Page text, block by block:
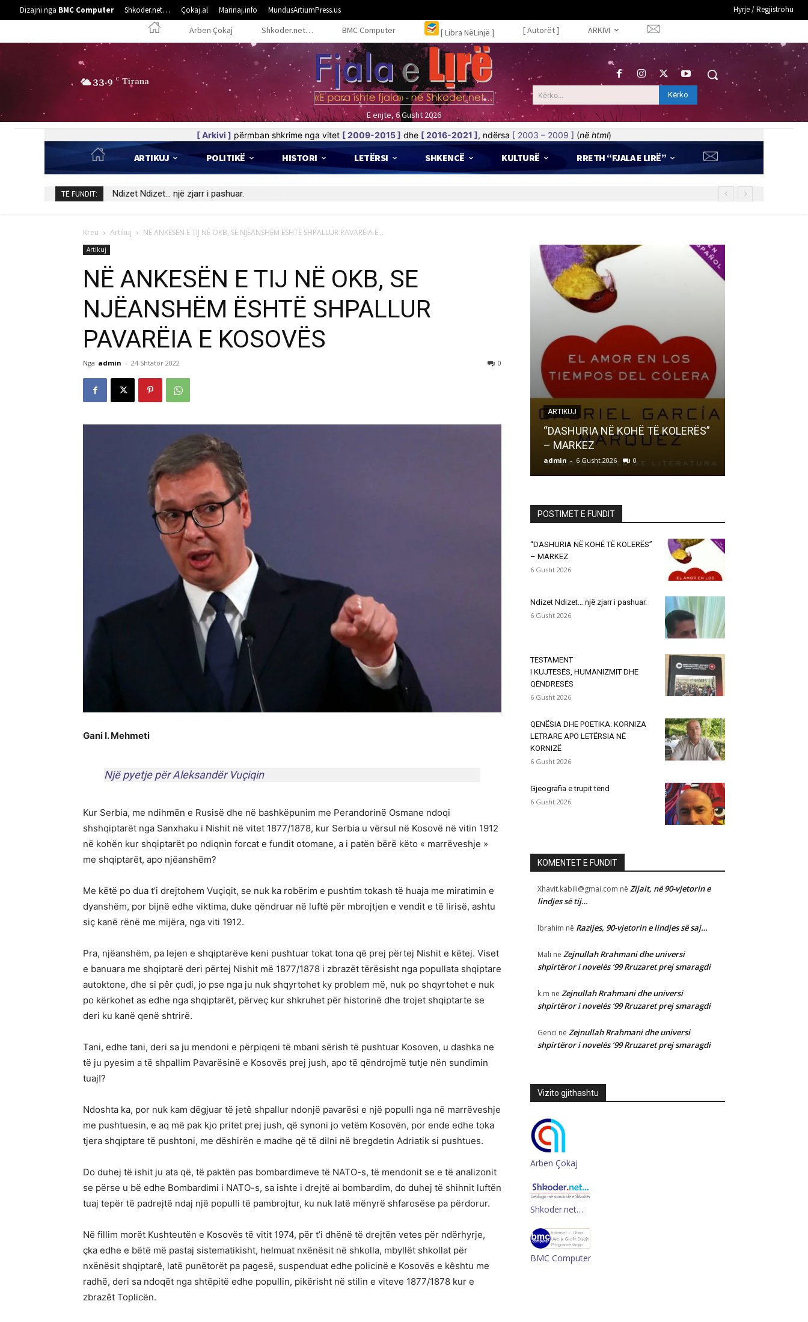
Dizajni nga BMC Computer Shkoder.net… Çokaj.al Marinaj.info MundusArtiumPress.us Hyrje / Regjistrohu
Arben Çokaj Shkoder.net… BMC Computer [ Libra NëLinjë ] [ Autorët ] ARKIVI
33.9 C Tirana
E enjte, 6 Gusht 2026
Kërko... Kërko
[ Arkivi ] përmban shkrime nga vitet [ 2009-2015 ] dhe [ 2016-2021 ], ndërsa [ 2003 – 2009 ] (në html)
ARTIKUJ POLITIKË HISTORI LETËRSI SHKENCË KULTURË RRETH “FJALA E LIRË”
TË FUNDIT: Ndizet Ndizet… një zjarr i pashuar.
Kreu Artikuj NË ANKESËN E TIJ NË OKB, SE NJËANSHËM ËSHTË SHPALLUR PAVARËIA E...
Artikuj
NË ANKESËN E TIJ NË OKB, SE
NJËANSHËM ËSHTË SHPALLUR
PAVARËIA E KOSOVËS
Nga admin - 24 Shtator 2022 0
Gani I. Mehmeti
Një pyetje për Aleksandër Vuçiqin
Kur Serbia, me ndihmën e Rusisë dhe në bashkëpunim me Perandorinë Osmane ndoqi
shshqiptarët nga Sanxhaku i Nishit në vitet 1877/1878, kur Serbia u vërsul në Kosovë në vitin 1912
në kohën kur shqiptarët po ndiqnin forcat e fundit otomane, a i patën bërë këto « marrëveshje »
me shqiptarët, apo njëanshëm?
Me këtë po dua t’i drejtohem Vuçiqit, se nuk ka robërim e pushtim tokash të huaja me miratimin e
dyanshëm, por bijnë edhe viktima, duke qëndruar në luftë për mbrojtjen e vendit e të lirisë, ashtu
siç kanë rënë me mijëra, nga viti 1912.
Pra, njëanshëm, pa lejen e shqiptarëve keni pushtuar tokat tona që prej përtej Nishit e këtej. Viset
e banuara me shqiptarë deri përtej Nishit më 1877/1878 i zbrazët tërësisht nga popullata shqiptare
autoktone, dhe si pêr çudi, jo pse nga ju nuk shqyrtohet ky problem më, nuk po shqyrtohet e nuk
po kërkohet as edhe nga shqiptarët, përveç kur shkruhet për historinë dhe trojet shqiptarte se
deri ku kanë qenë shtrirë.
Tani, edhe tani, deri sa ju mendoni e përpiqeni të mbani sërish të pushtuar Kosoven, u dashka ne
të ju pyesim a të shpallim Pavarësinë e Kosovës prej jush, apo të qëndrojmë tutje nën sundimin
tuaj!?
Ndoshta ka, por nuk kam dëgjuar të jetê shpallur ndonjë pavarësi e një populli nga në marrëveshje
me pushtuesin, e aq më pak kjo pritet prej jush, që synoni jo vetëm Kosovën, por ende edhe toka
tjera shqiptare të pushtoni, me dëshirën e madhe që të dilni në bregdetin Adriatik si pushtues.
Do duhej të ishit ju ata që, të paktën pas bombardimeve të NATO-s, të mendonit se e të analizonit
se përse u bë edhe Bombardimi i NATO-s, sa ishte i drejtë ai bombardim, do duhej të shihnit luftën
tuaj tepër të padrejtë ndaj një populli të pambrojtur, ku nuk latë mënyrë shfarosëse pa përdorur.
Në fillim morët Kushteutën e Kosovës të vitit 1974, për t’i dhënë të drejtën vetes për ndërhyrje,
çka edhe e bëtë më pastaj sistematikisht, helmuat nxënësit në shkolla, mbyllët shkollat për
nxënësit shqiptarê, latë punëtorët pa pagesë, suspenduat edhe policinë e Kosovës e kêshtu me
radhë, deri sa ndoqët nga shtëpitë edhe popullin, pikërisht në stilin e viteve 1877/1878 kur e
zbrazêt Toplicën.
ARTIKUJ
“DASHURIA NË KOHË TË KOLERËS”
– MARKEZ
admin - 6 Gusht 2026 0
POSTIMET E FUNDIT
“DASHURIA NË KOHË TË KOLERËS”
– MARKEZ
6 Gusht 2026
Ndizet Ndizet… një zjarr i pashuar.
6 Gusht 2026
TESTAMENT
I KUJTESËS, HUMANIZMIT DHE
QËNDRESËS
6 Gusht 2026
QENËSIA DHE POETIKA: KORNIZA
LETRARE APO LETËRSIA NË
KORNIZË
6 Gusht 2026
Gjeografia e trupit tënd
6 Gusht 2026
KOMENTET E FUNDIT
Xhavit.kabili@gmai.com në Zijait, në 90-vjetorin e
lindjes së tij…
Ibrahim në Razijes, 90-vjetorin e lindjes së saj…
Mali në Zejnullah Rrahmani dhe universi
shpirtëror i novelës ‘99 Rruzaret prej smaragdi
k.m në Zejnullah Rrahmani dhe universi
shpirtëror i novelës ‘99 Rruzaret prej smaragdi
Genci në Zejnullah Rrahmani dhe universi
shpirtëror i novelës ‘99 Rruzaret prej smaragdi
Vizito gjithashtu
Arben Çokaj
Shkoder.net…
BMC Computer